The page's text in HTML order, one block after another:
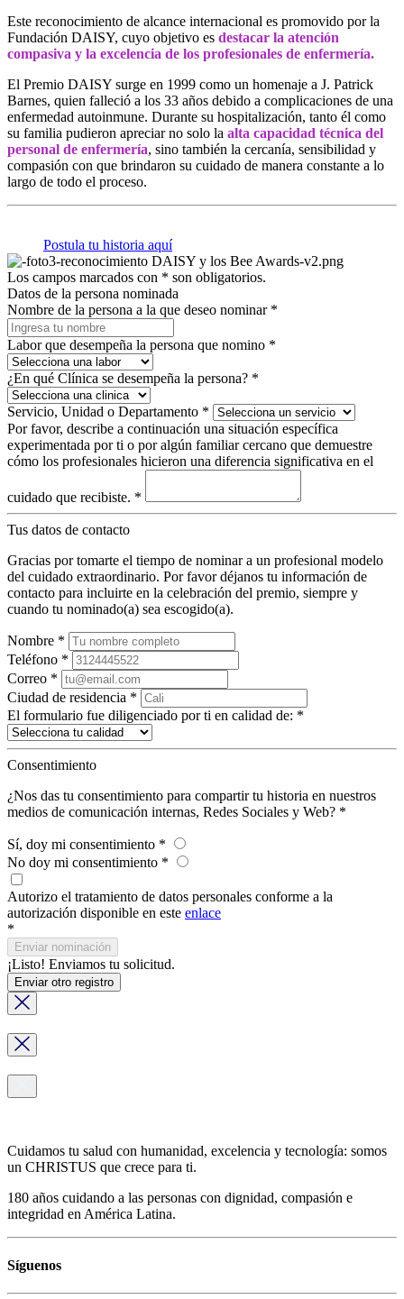
Este reconocimiento de alcance internacional es promovido por la
Fundación DAISY, cuyo objetivo es destacar la atención
compasiva y la excelencia de los profesionales de enfermería.
El Premio DAISY surge en 1999 como un homenaje a J. Patrick
Barnes, quien falleció a los 33 años debido a complicaciones de una
enfermedad autoinmune. Durante su hospitalización, tanto él como
su familia pudieron apreciar no solo la alta capacidad técnica del
personal de enfermería, sino también la cercanía, sensibilidad y
compasión con que brindaron su cuidado de manera constante a lo
largo de todo el proceso.
Postula tu historia aquí
Los campos marcados con * son obligatorios.
Datos de la persona nominada
Nombre de la persona a la que deseo nominar *
Labor que desempeña la persona que nomino *
¿En qué Clínica se desempeña la persona? *
Servicio, Unidad o Departamento *
Por favor, describe a continuación una situación específica
experimentada por ti o por algún familiar cercano que demuestre
cómo los profesionales hicieron una diferencia significativa en el
cuidado que recibiste. *
Tus datos de contacto
Gracias por tomarte el tiempo de nominar a un profesional modelo
del cuidado extraordinario. Por favor déjanos tu información de
contacto para incluirte en la celebración del premio, siempre y
cuando tu nominado(a) sea escogido(a).
Nombre *
Teléfono *
Correo *
Ciudad de residencia *
El formulario fue diligenciado por ti en calidad de: *
Consentimiento
¿Nos das tu consentimiento para compartir tu historia en nuestros
medios de comunicación internas, Redes Sociales y Web? *
Sí, doy mi consentimiento *
No doy mi consentimiento *
Autorizo el tratamiento de datos personales conforme a la
autorización disponible en este enlace
*
Enviar nominación
¡Listo! Enviamos tu solicitud.
Enviar otro registro
Cuidamos tu salud con humanidad, excelencia y tecnología: somos
un CHRISTUS que crece para ti.
180 años cuidando a las personas con dignidad, compasión e
integridad en América Latina.
Síguenos